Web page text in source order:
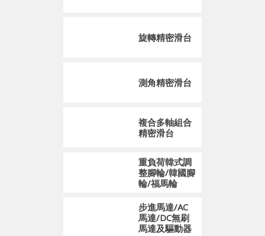
旋轉精密滑台
測角精密滑台
複合多軸組合
精密滑台
重負荷韓式調
整腳輪/韓國腳
輪/福馬輪
步進馬達/AC
馬達/DC無刷
馬達及驅動器